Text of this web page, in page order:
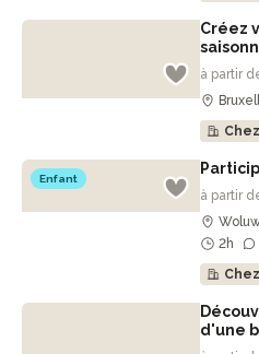
Créez
à partir
Enfant
à partir
2h
d'une